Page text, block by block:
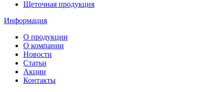
Щеточная продукция
Информация
О продукции
О компании
Новости
Статьи
Акции
Контакты